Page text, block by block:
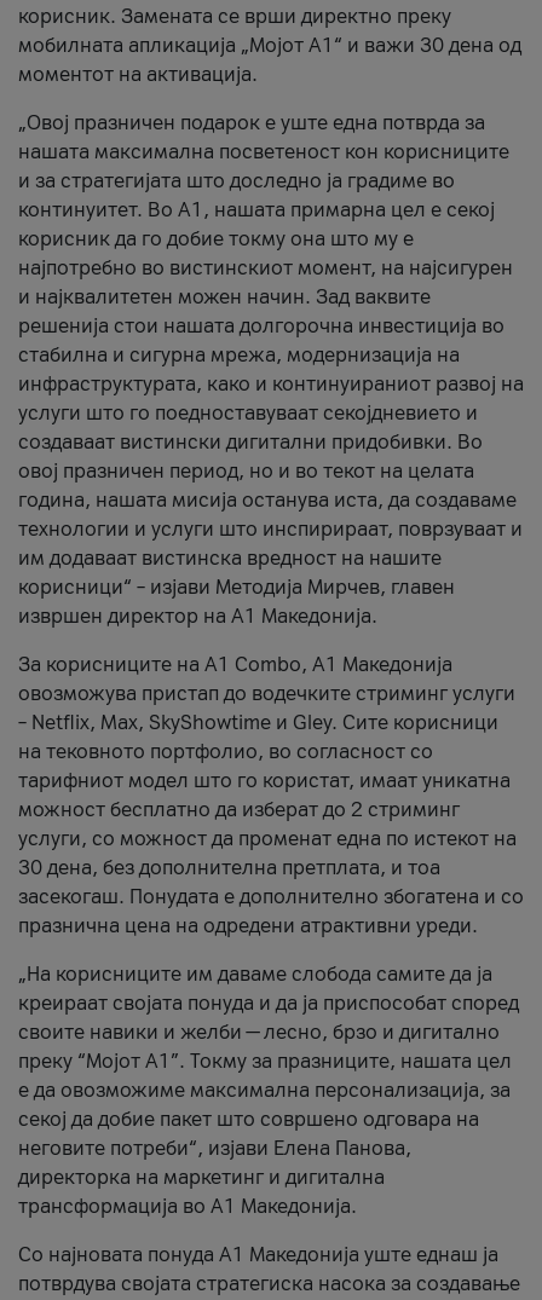
корисник. Замената се врши директно преку
мобилната апликација „Мојот А1“ и важи 30 дена од
моментот на активација.
„Овој празничен подарок е уште една потврда за
нашата максимална посветеност кон корисниците
и за стратегијата што доследно ја градиме во
континуитет. Во А1, нашата примарна цел е секој
корисник да го добие токму она што му е
најпотребно во вистинскиот момент, на најсигурен
и најквалитетен можен начин. Зад ваквите
решенија стои нашата долгорочна инвестиција во
стабилна и сигурна мрежа, модернизација на
инфраструктурата, како и континуираниот развој на
услуги што го поедноставуваат секојдневието и
создаваат вистински дигитални придобивки. Во
овој празничен период, но и во текот на целата
година, нашата мисија останува иста, да создаваме
технологии и услуги што инспирираат, поврзуваат и
им додаваат вистинска вредност на нашите
корисници“ – изјави Методија Мирчев, главен
извршен директор на А1 Македонија.
За корисниците на A1 Combo, А1 Македонија
овозможува пристап до водечките стриминг услуги
– Netflix, Max, SkyShowtime и Gley. Сите корисници
на тековното портфолио, во согласност со
тарифниот модел што го користат, имаат уникатна
можност бесплатно да изберат до 2 стриминг
услуги, со можност да променат една по истекот на
30 дена, без дополнителна претплата, и тоа
засекогаш. Понудата е дополнително збогатена и со
празнична цена на одредени атрактивни уреди.
„На корисниците им даваме слобода самите да ја
креираат својата понуда и да ја приспособат според
своите навики и желби — лесно, брзо и дигитално
преку “Мојот А1”. Токму за празниците, нашата цел
е да овозможиме максимална персонализација, за
секој да добие пакет што совршено одговара на
неговите потреби“, изјави Елена Панова,
директорка на маркетинг и дигитална
трансформација во А1 Македонија.
Со најновата понуда А1 Македонија уште еднаш ја
потврдува својата стратегиска насока за создавање